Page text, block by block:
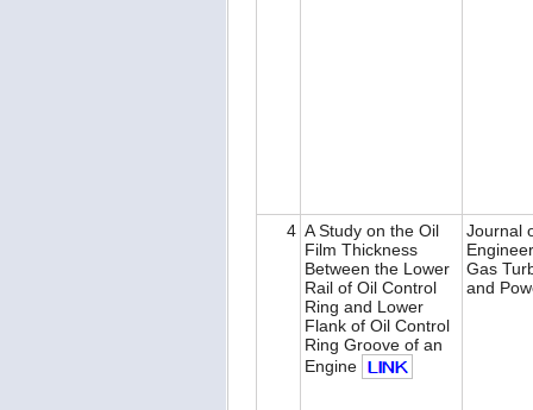
4 A Study on the Oil
Film Thickness
Between the Lower
Rail of Oil Control
Ring and Lower
Flank of Oil Control
Ring Groove of an
Engine
Journal
Gas
and